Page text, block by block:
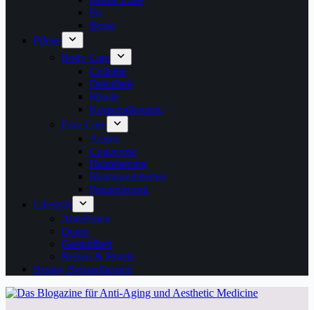
Po
Beine
Pflege
Body Care
Cellulite
Dekolleté
Hände
Körpersilhouette
Face Care
Augen
Couperose
Hautalterung
Hautunreinheiten
Pigmetierung
Lifestyle
Abnehmen
Detox
Gesundheit
Reisen & Hotels
Beauty Behandlungen